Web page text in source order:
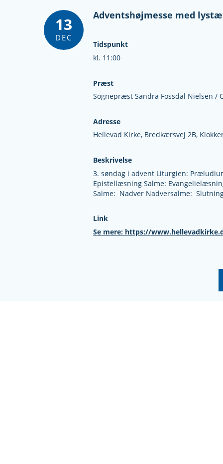
13
DEC
Adventshøjmesse med
Tidspunkt
kl. 11:00
Præst
Sognepræst Sandra Fossdal Nielsen /
Adresse
Hellevad Kirke, Bredkærsvej 2B,
Beskrivelse
3. søndag i advent Liturgien:
Epistellæsning Salme:
Salme: Nadver Nadversalme:
Link
Se mere: https://